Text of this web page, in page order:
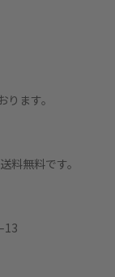
ます。
料無料です。